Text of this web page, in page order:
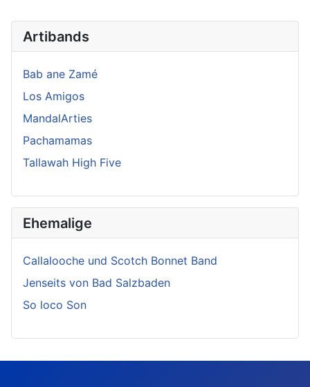
Artibands
Bab ane Zamé
Los Amigos
MandalArties
Pachamamas
Tallawah High Five
Ehemalige
Callalooche und Scotch Bonnet Band
Jenseits von Bad Salzbaden
So loco Son